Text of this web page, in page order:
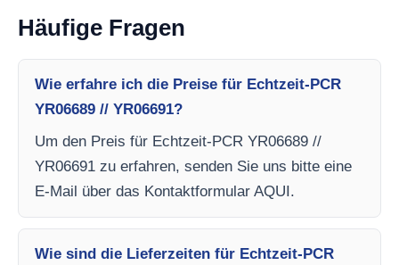
Häufige Fragen
Wie erfahre ich die Preise für Echtzeit-PCR
YR06689 // YR06691?
Um den Preis für Echtzeit-PCR YR06689 //
YR06691 zu erfahren, senden Sie uns bitte eine
E-Mail über das Kontaktformular AQUI.
Wie sind die Lieferzeiten für Echtzeit-PCR